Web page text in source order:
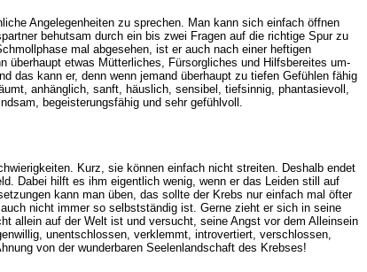
Angelegenheiten zu sprechen. Man kann sich einfach öffnen
behutsam durch ein bis zwei Fragen auf die richtige Spur zu
mal abgesehen, ist er auch nach einer heftigen
überhaupt etwas Mütterliches, Fürsorgliches und Hilfsbereites um-
das kann er, denn wenn jemand überhaupt zu tiefen Gefühlen fähig
anhänglich, sanft, häuslich, sensibel, tiefsinnig, phantasievoll,
begeisterungsfähig und sehr gefühlvoll.
Kurz, sie können einfach nicht streiten. Deshalb endet
Dabei hilft es ihm eigentlich wenig, wenn er das Leiden still auf
kann man üben, das sollte der Krebs nur einfach mal öfter
nicht immer so selbstständig ist. Gerne zieht er sich in seine
allein auf der Welt ist und versucht, seine Angst vor dem Alleinsein
unentschlossen, verklemmt, introvertiert, verschlossen,
von der wunderbaren Seelenlandschaft des Krebses!